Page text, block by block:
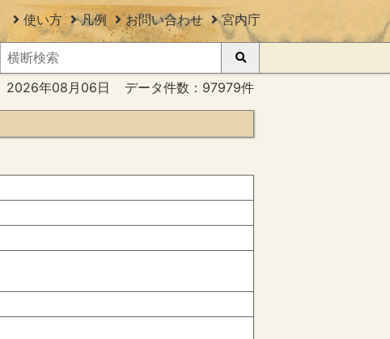
使い方 凡例 お問い合わせ 宮内庁
2026年08月06日 データ件数：97979件